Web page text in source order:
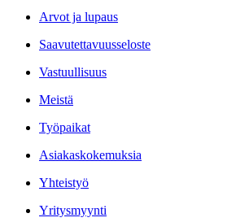
Arvot ja lupaus
Saavutettavuusseloste
Vastuullisuus
Meistä
Työpaikat
Asiakaskokemuksia
Yhteistyö
Yritysmyynti